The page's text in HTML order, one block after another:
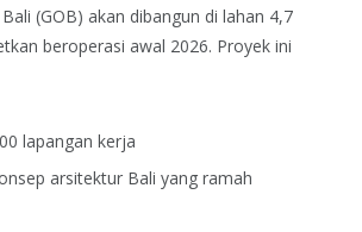
(GOB) akan dibangun di lahan 4,7
beroperasi awal 2026. Proyek ini
lapangan kerja
arsitektur Bali yang ramah